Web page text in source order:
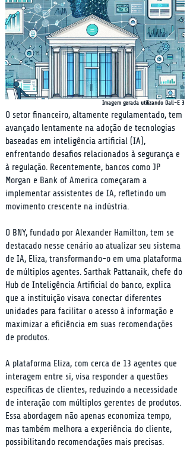
Imagem gerada utilizando Dall-E 3
O setor financeiro, altamente regulamentado, tem
avançado lentamente na adoção de tecnologias
baseadas em inteligência artificial (IA),
enfrentando desafios relacionados à segurança e
à regulação. Recentemente, bancos como JP
Morgan e Bank of America começaram a
implementar assistentes de IA, refletindo um
movimento crescente na indústria.
O BNY, fundado por Alexander Hamilton, tem se
destacado nesse cenário ao atualizar seu sistema
de IA, Eliza, transformando-o em uma plataforma
de múltiplos agentes. Sarthak Pattanaik, chefe do
Hub de Inteligência Artificial do banco, explica
que a instituição visava conectar diferentes
unidades para facilitar o acesso à informação e
maximizar a eficiência em suas recomendações
de produtos.
A plataforma Eliza, com cerca de 13 agentes que
interagem entre si, visa responder a questões
específicas de clientes, reduzindo a necessidade
de interação com múltiplos gerentes de produtos.
Essa abordagem não apenas economiza tempo,
mas também melhora a experiência do cliente,
possibilitando recomendações mais precisas.